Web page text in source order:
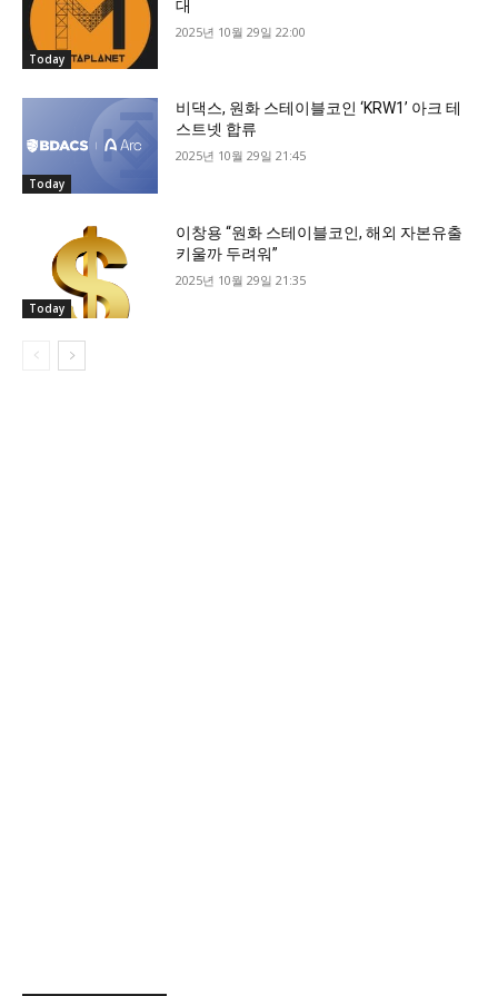
Today
대
2025년 10월 29일 22:00
Today
비댁스, 원화 스테이블코인 ‘KRW1’ 아크 테
스트넷 합류
2025년 10월 29일 21:45
Today
이창용 “원화 스테이블코인, 해외 자본유출
키울까 두려워”
2025년 10월 29일 21:35